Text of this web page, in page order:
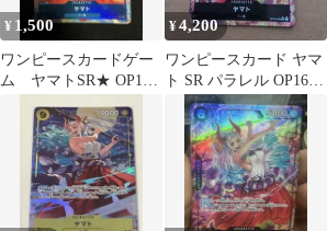
¥ 1,500
ワンピースカードゲー
ム ヤマトSR★ OP13-
¥4,200
ワンピースカード ヤマ
ト SR パラレル OP16-
098